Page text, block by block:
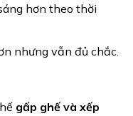
hơn theo thời
nhưng vẫn đủ chắc.
gấp ghế và xếp